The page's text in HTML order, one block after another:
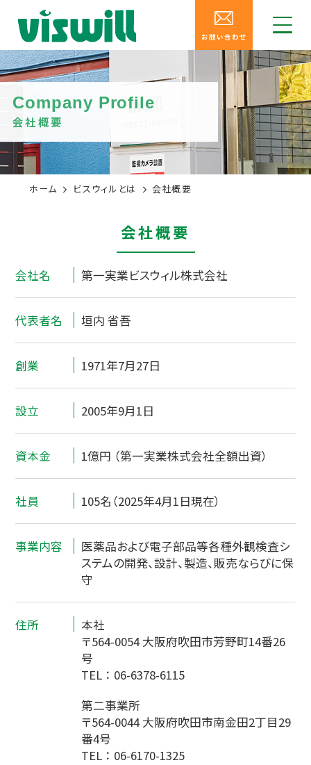
お問い合わせ
Company Profile
会社概要
ホーム ビスウィルとは 会社概要
会社概要
会社名 第一実業ビスウィル株式会社
代表者名 垣内 省吾
創業 1971年7月27日
設立 2005年9月1日
資本金 1億円 （第一実業株式会社全額出資）
社員 105名（2025年4月1日現在）
事業内容
医薬品および電子部品等各種外観検査シ
ステムの開発、設計、製造、販売ならびに保
守
住所
本社
〒564-0054 大阪府吹田市芳野町14番26
号
TEL ： 06-6378-6115
第二事業所
〒564-0044 大阪府吹田市南金田2丁目29
番4号
TEL ： 06-6170-1325